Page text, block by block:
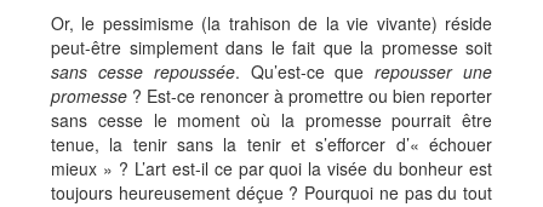
Or, le pessimisme (la trahison de la vie vivante) réside
peut-être simplement dans le fait que la promesse soit
sans cesse repoussée. Qu’est-ce querepousser une
promesse ? Est-ce renoncer à promettre ou bien reporter
sans cesse le moment où la promesse pourrait être
tenue, la tenir sans la tenir et s’efforcer d’« échouer
mieux » ? L’art est-il ce par quoi la visée du bonheur est
toujours heureusement déçue ? Pourquoi ne pas du tout